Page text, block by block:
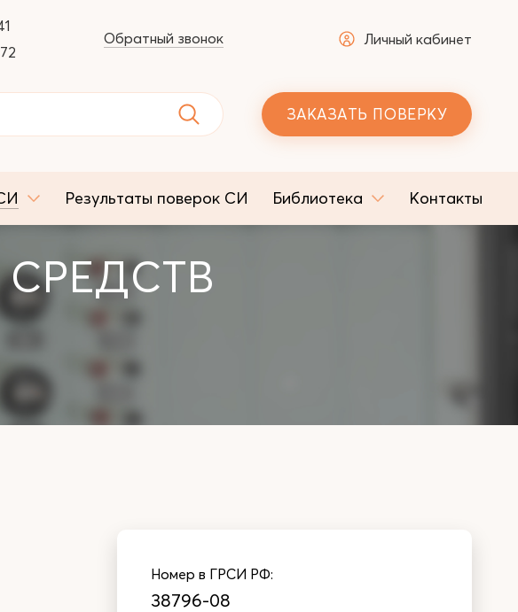
Обратный звонок Личный кабинет
ЗАКАЗАТЬ ПОВЕРКУ
Результаты поверок СИ Библиотека Контакты
Номер в ГРСИ РФ:
38796-08